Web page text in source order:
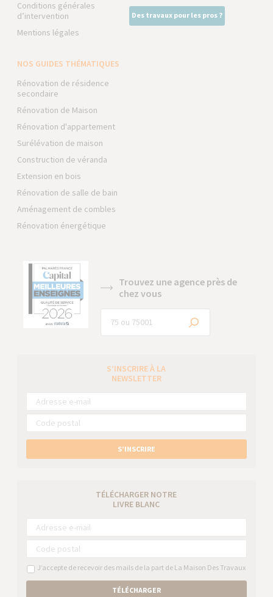
Conditions générales
d’intervention
Mentions légales
Des travaux pour les pros ?
NOS GUIDES THÉMATIQUES
Rénovation de résidence
secondaire
Rénovation de Maison
Rénovation d'appartement
Surélévation de maison
Construction de véranda
Extension en bois
Rénovation de salle de bain
Aménagement de combles
Rénovation énergétique
Trouvez une agence près de
chez vous
S’INSCRIRE À LA
NEWSLETTER
S’INSCRIRE
TÉLÉCHARGER NOTRE
LIVRE BLANC
J’accepte de recevoir des mails de la part de La Maison Des Travaux
TÉLÉCHARGER